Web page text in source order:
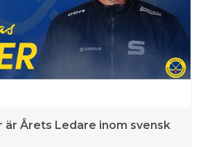
är Årets Ledare inom svensk